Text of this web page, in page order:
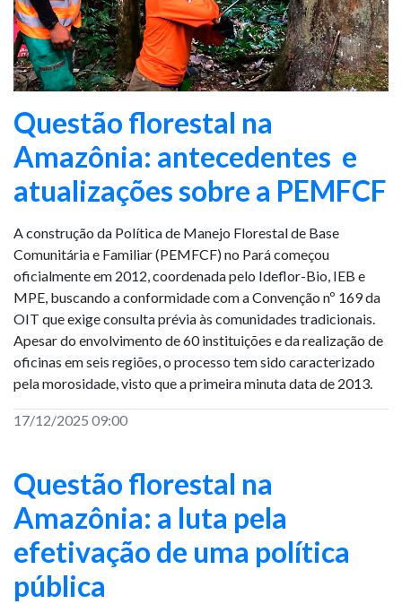
Questão florestal na
Amazônia: antecedentes e
atualizações sobre a PEMFCF
A construção da Política de Manejo Florestal de Base
Comunitária e Familiar (PEMFCF) no Pará começou
oficialmente em 2012, coordenada pelo Ideflor-Bio, IEB e
MPE, buscando a conformidade com a Convenção nº 169 da
OIT que exige consulta prévia às comunidades tradicionais.
Apesar do envolvimento de 60 instituições e da realização de
oficinas em seis regiões, o processo tem sido caracterizado
pela morosidade, visto que a primeira minuta data de 2013.
17/12/2025 09:00
Questão florestal na
Amazônia: a luta pela
efetivação de uma política
pública